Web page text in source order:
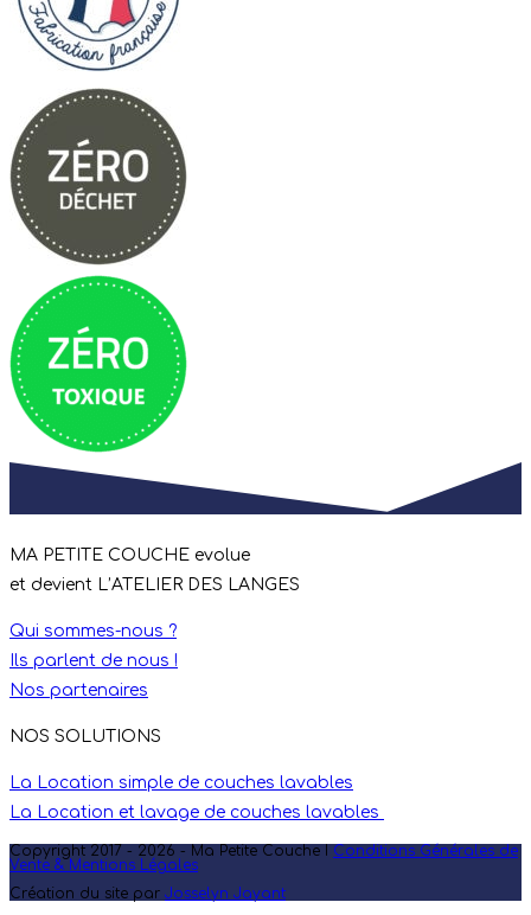
MA PETITE COUCHE evolue
et devient L’ATELIER DES LANGES
Qui sommes-nous ?
Ils parlent de nous !
Nos partenaires
NOS SOLUTIONS
La Location simple de couches lavables
La Location et lavage de couches lavables
Copyright 2017 - 2026 - Ma Petite Couche I Conditions Générales de
Vente & Mentions Légales
Création du site par Josselyn Jayant